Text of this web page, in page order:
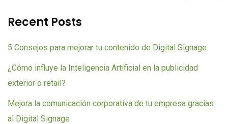
Recent Posts
5 Consejos para mejorar tu contenido de Digital Signage
¿Cómo influye la Inteligencia Artificial en la publicidad
exterior o retail?
Mejora la comunicación corporativa de tu empresa gracias
al Digital Signage